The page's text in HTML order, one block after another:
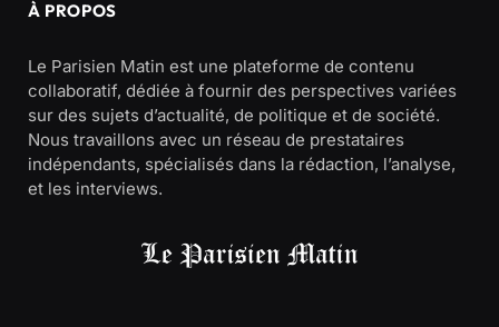
À PROPOS
Le Parisien Matin est une plateforme de contenu
collaboratif, dédiée à fournir des perspectives variées
sur des sujets d’actualité, de politique et de société.
Nous travaillons avec un réseau de prestataires
indépendants, spécialisés dans la rédaction, l’analyse,
et les interviews.